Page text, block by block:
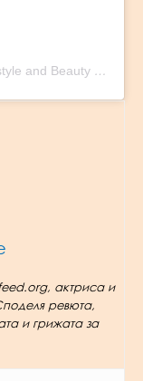
A post shared by Anna Grotesque | Lifestyle and Beauty Blogger (@adventurous.cosmetics)
актриса и
ревюта,
и грижата за